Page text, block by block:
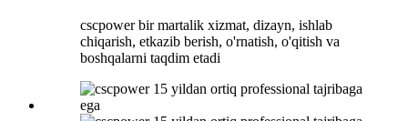
cscpower bir martalik xizmat, dizayn, ishlab
chiqarish, etkazib berish, o'rnatish, o'qitish va
boshqalarni taqdim etadi